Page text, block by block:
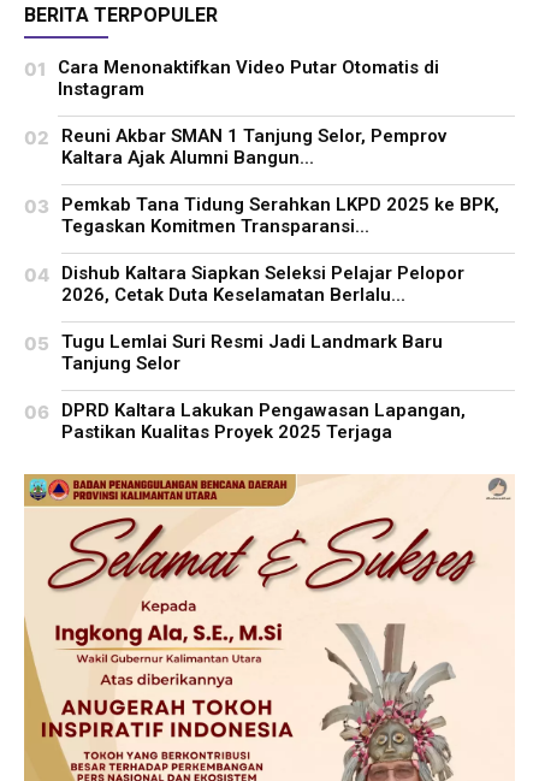
BERITA TERPOPULER
Cara Menonaktifkan Video Putar Otomatis di
Instagram
Reuni Akbar SMAN 1 Tanjung Selor, Pemprov
Kaltara Ajak Alumni Bangun...
Pemkab Tana Tidung Serahkan LKPD 2025 ke BPK,
Tegaskan Komitmen Transparansi...
Dishub Kaltara Siapkan Seleksi Pelajar Pelopor
2026, Cetak Duta Keselamatan Berlalu...
Tugu Lemlai Suri Resmi Jadi Landmark Baru
Tanjung Selor
DPRD Kaltara Lakukan Pengawasan Lapangan,
Pastikan Kualitas Proyek 2025 Terjaga